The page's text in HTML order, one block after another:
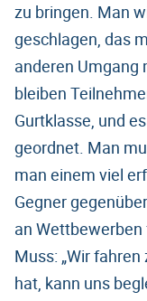
zu bringen. Man
geschlagen, das
anderen Umgang
bleiben
Gurtklasse, und
geordnet. Man
man einem viel
Gegner
an
Muss: „Wir
hat, kann uns